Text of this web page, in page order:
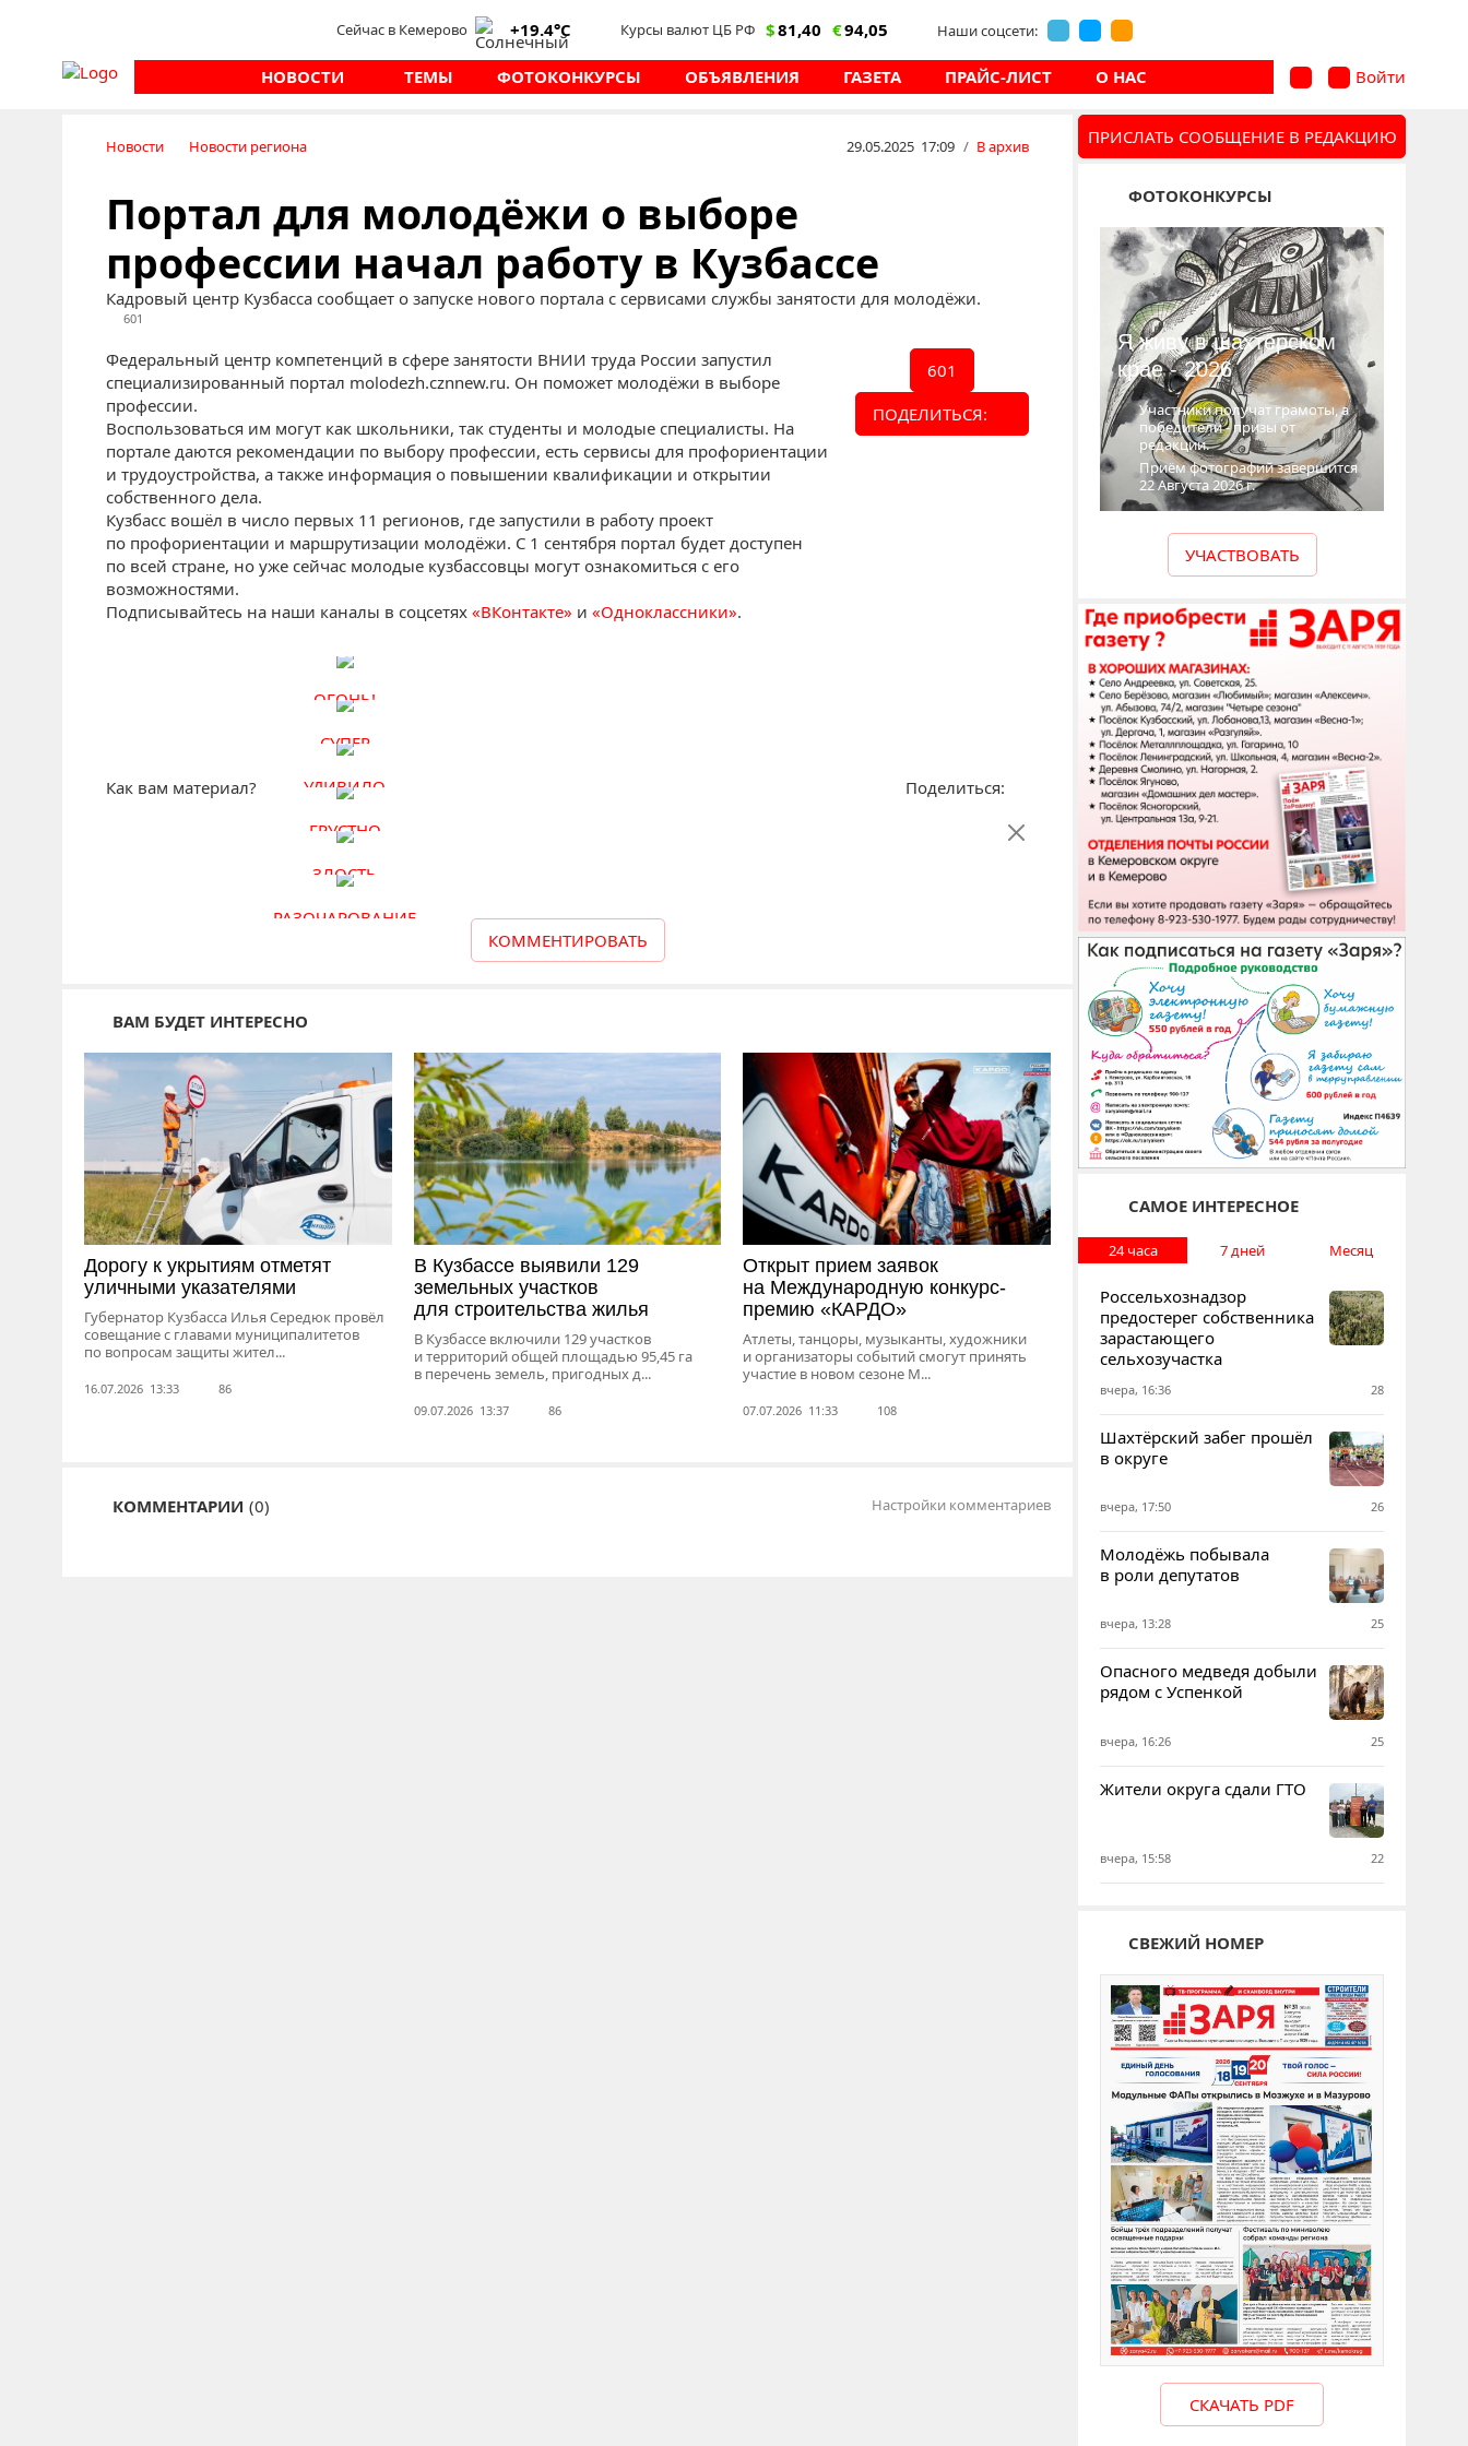
Сейчас в Кемерово +19.4°C Курсы валют ЦБ РФ $81,40 €94,05 Наши соцсети:
НОВОСТИ ТЕМЫ ФОТОКОНКУРСЫ ОБЪЯВЛЕНИЯ ГАЗЕТА ПРАЙС-ЛИСТ О НАС Войти
Новости Новости региона 29.05.2025 17:09 / В архив
Портал для молодёжи о выборе
профессии начал работу в Кузбассе
Кадровый центр Кузбасса сообщает о запуске нового портала с сервисами службы занятости для молодёжи.
601
Федеральный центр компетенций в сфере занятости ВНИИ труда России запустил
специализированный портал molodezh.cznnew.ru. Он поможет молодёжи в выборе
профессии.
Воспользоваться им могут как школьники, так студенты и молодые специалисты. На
портале даются рекомендации по выбору профессии, есть сервисы для профориентации
и трудоустройства, а также информация о повышении квалификации и открытии
собственного дела.
Кузбасс вошёл в число первых 11 регионов, где запустили в работу проект
по профориентации и маршрутизации молодёжи. С 1 сентября портал будет доступен
по всей стране, но уже сейчас молодые кузбассовцы могут ознакомиться с его
возможностями.
Подписывайтесь на наши каналы в соцсетях «ВКонтакте» и «Одноклассники».
601
ПОДЕЛИТЬСЯ:
Как вам материал?
ОГОНЬ!
СУПЕР
УДИВИЛО
ГРУСТНО
ЗЛОСТЬ
РАЗОЧАРОВАНИЕ
Поделиться:
КОММЕНТИРОВАТЬ
ВАМ БУДЕТ ИНТЕРЕСНО
Дорогу к укрытиям отметят
уличными указателями
Губернатор Кузбасса Илья Середюк провёл
совещание с главами муниципалитетов
по вопросам защиты жител...
16.07.2026 13:33 86
В Кузбассе выявили 129
земельных участков
для строительства жилья
В Кузбассе включили 129 участков
и территорий общей площадью 95,45 га
в перечень земель, пригодных д...
09.07.2026 13:37 86
Открыт прием заявок
на Международную конкурс-
премию «КАРДО»
Атлеты, танцоры, музыканты, художники
и организаторы событий смогут принять
участие в новом сезоне М...
07.07.2026 11:33 108
КОММЕНТАРИИ (0) Настройки комментариев
ПРИСЛАТЬ СООБЩЕНИЕ В РЕДАКЦИЮ
ФОТОКОНКУРСЫ
Я живу в шахтёрском
крае - 2026
Участники получат грамоты, а
победители - призы от
редакции.
Приём фотографий завершится
22 Августа 2026 г.
УЧАСТВОВАТЬ
САМОЕ ИНТЕРЕСНОЕ
24 часа 7 дней Месяц
Россельхознадзор
предостерег собственника
зарастающего
сельхозучастка
вчера, 16:36 28
Шахтёрский забег прошёл
в округе
вчера, 17:50 26
Молодёжь побывала
в роли депутатов
вчера, 13:28 25
Опасного медведя добыли
рядом с Успенкой
вчера, 16:26 25
Жители округа сдали ГТО
вчера, 15:58 22
СВЕЖИЙ НОМЕР
СКАЧАТЬ PDF